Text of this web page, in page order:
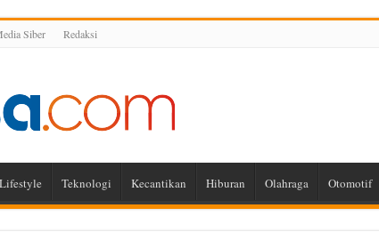
Siber Redaksi
Lifestyle Teknologi Kecantikan Hiburan Olahraga Otomotif